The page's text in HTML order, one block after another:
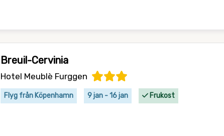
Breuil-Cervinia
Hotel Meublè Furggen
Flyg från Köpenhamn 9 jan - 16 jan Frukost